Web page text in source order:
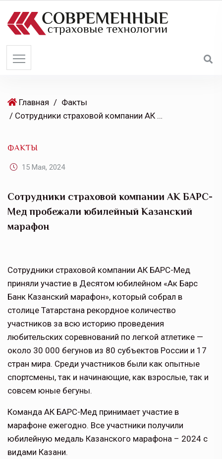
Главная / Факты
/ Сотрудники страховой компании АК БАРС-Мед пробежали юбилейный Казанский марафон
ФАКТЫ
15 Мая, 2024
Сотрудники страховой компании АК БАРС-
Мед пробежали юбилейный Казанский
марафон
Сотрудники страховой компании АК БАРС-Мед
приняли участие в Десятом юбилейном «Ак Барс
Банк Казанский марафон», который собрал в
столице Татарстана рекордное количество
участников за всю историю проведения
любительских соревнований по легкой атлетике —
около 30 000 бегунов из 80 субъектов России и 17
стран мира. Среди участников были как опытные
спортсмены, так и начинающие, как взрослые, так и
совсем юные бегуны.
Команда АК БАРС-Мед принимает участие в
марафоне ежегодно. Все участники получили
юбилейную медаль Казанского марафона – 2024 с
видами Казани.